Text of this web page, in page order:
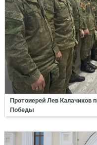
Протоиерей Лев Калачиков
Победы